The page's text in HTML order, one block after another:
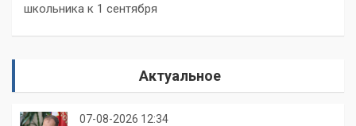
школьника к 1 сентября
Актуальное
07-08-2026 12:34